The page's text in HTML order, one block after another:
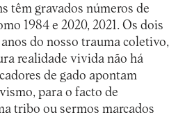
têm gravados números de
1984 e 2020, 2021. Os dois
do nosso trauma coletivo,
realidade vivida não há
de gado apontam
para o facto de
tribo ou sermos marcados